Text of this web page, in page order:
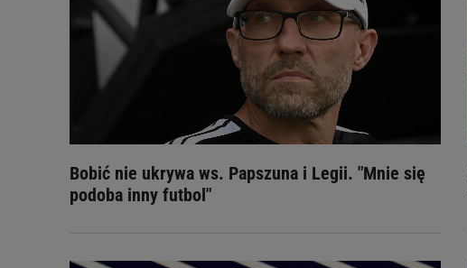
Bobić nie ukrywa ws. Papszuna i Legii. "Mnie się
podoba inny futbol"